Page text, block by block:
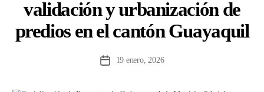
validación y urbanización de
predios en el cantón Guayaquil
Fecha19 enero, 2026